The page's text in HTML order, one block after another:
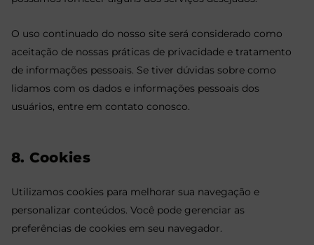
O uso continuado do nosso site será considerado como
aceitação de nossas práticas de privacidade e tratamento
de informações pessoais. Se tiver dúvidas sobre como
lidamos com os dados e informações pessoais dos
usuários, entre em contato conosco.
8. Cookies
Utilizamos cookies para melhorar sua navegação e
personalizar conteúdos. Você pode gerenciar as
preferências de cookies em seu navegador.